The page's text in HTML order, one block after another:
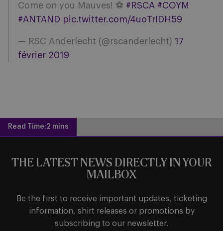
Come on you Mauves! ⚽️ #RSCA #COYM
#ANTAND pic.twitter.com/4uoTrIDH59
— RSC Anderlecht (@rscanderlecht) 17
février 2019
Read Time:2 mins
THE LATEST NEWS DIRECTLY IN YOUR
MAILBOX
Be the first to receive important updates, ticketing
information, shirt releases or promotions by
subscribing to our newsletter.